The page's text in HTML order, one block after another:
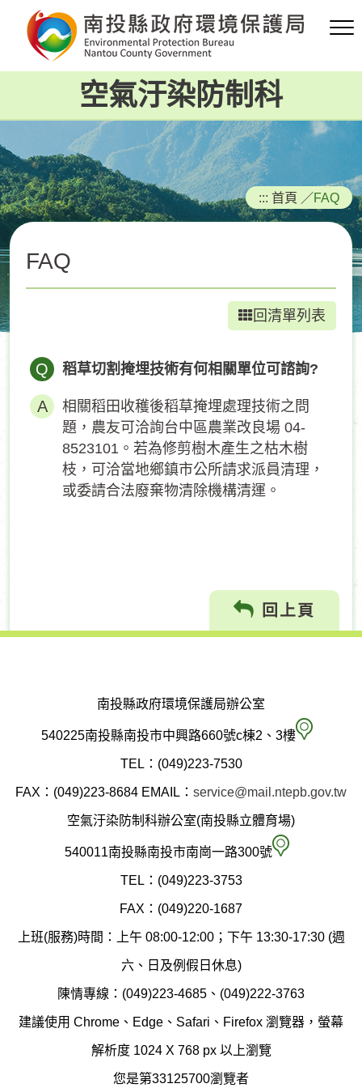
要
容
區
塊
空氣汙染防制科
::: 首頁 ／FAQ
FAQ
回清單列表
Q 稻草切割掩埋技術有何相關單位可諮詢?
相關稻田收穫後稻草掩埋處理技術之問
題，農友可洽詢台中區農業改良場 04-
8523101。若為修剪樹木產生之枯木樹
枝，可洽當地鄉鎮市公所請求派員清理，
或委請合法廢棄物清除機構清運。
回上頁
南投縣政府環境保護局辦公室
540225南投縣南投市中興路660號c棟2、3樓 南
縣
保
局
TEL：(049)223-7530
FAX：(049)223-8684 EMAIL： service@mail.ntepb.gov.tw
空氣汙染防制科辦公室(南投縣立體育場)
540011南投縣南投市南崗一路300號 空
染
制
科
TEL：(049)223-3753
FAX：(049)220-1687
上班(服務)時間：上午 08:00-12:00；下午 13:30-17:30 (週
六、日及例假日休息)
陳情專線：(049)223-4685、(049)222-3763
建議使用 Chrome、Edge、Safari、Firefox 瀏覽器，螢幕
解析度 1024 X 768 px 以上瀏覽
您是第33125700瀏覽者